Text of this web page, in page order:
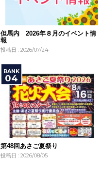
但馬内 2026年８月のイベント情
報
投稿日 : 2026/07/24
第48回あさご夏祭り
投稿日 : 2026/08/05